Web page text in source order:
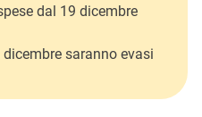
dal 19 dicembre
saranno evasi